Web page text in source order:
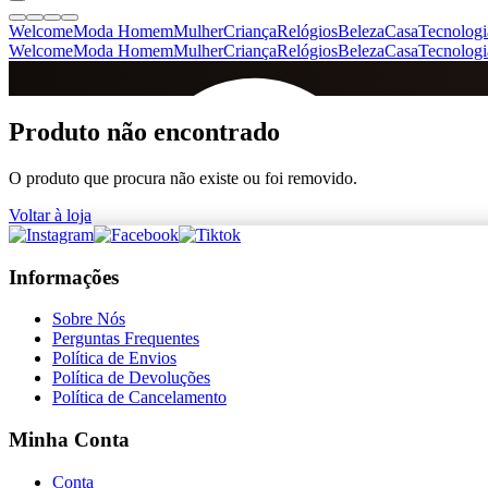
WelcomeModa HomemMulherCriançaRelógiosBelezaCasa
WelcomeModa HomemMulherCriançaRelógiosBelezaCasa
+de 36.000 reviews
Produto não encontrado
O produto que procura não existe ou foi removido.
Voltar à loja
Informações
Sobre Nós
Perguntas Frequentes
Política de Envios
Política de Devoluções
Política de Cancelamento
Minha Conta
Conta